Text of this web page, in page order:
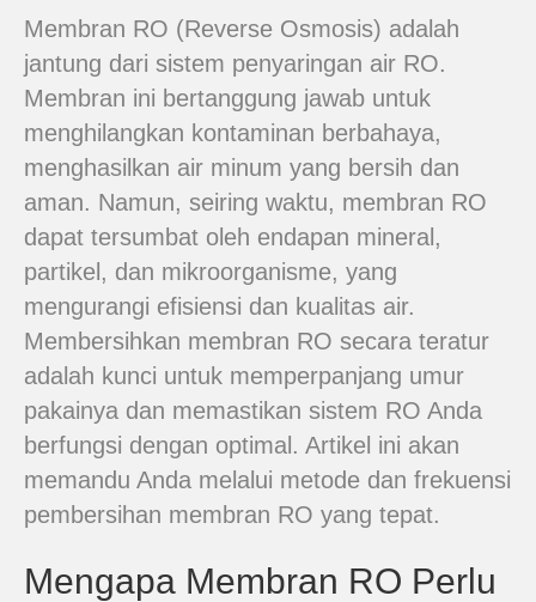
Membran RO (Reverse Osmosis) adalah
jantung dari sistem penyaringan air RO.
Membran ini bertanggung jawab untuk
menghilangkan kontaminan berbahaya,
menghasilkan air minum yang bersih dan
aman. Namun, seiring waktu, membran RO
dapat tersumbat oleh endapan mineral,
partikel, dan mikroorganisme, yang
mengurangi efisiensi dan kualitas air.
Membersihkan membran RO secara teratur
adalah kunci untuk memperpanjang umur
pakainya dan memastikan sistem RO Anda
berfungsi dengan optimal. Artikel ini akan
memandu Anda melalui metode dan frekuensi
pembersihan membran RO yang tepat.
Mengapa Membran RO Perlu